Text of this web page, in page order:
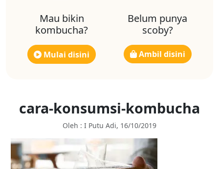
Mau bikin
kombucha?
Mulai disini
Belum punya
scoby?
Ambil disini
cara-konsumsi-kombucha
Oleh : I Putu Adi, 16/10/2019